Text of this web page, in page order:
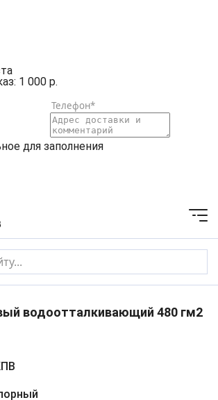
1 000 р.
для заполнения
водоотталкивающий 480 гм2